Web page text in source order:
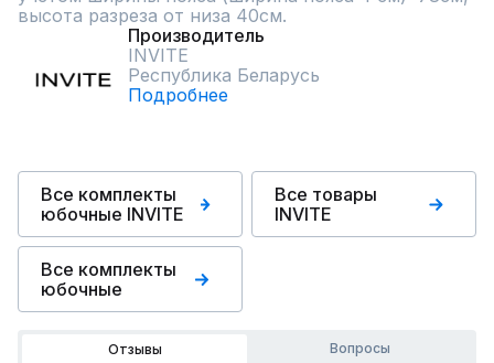
высота разреза от низа 40см.
Производитель
INVITE
Республика Беларусь
Подробнее
Все комплекты
юбочные INVITE
Все товары
INVITE
Все комплекты
юбочные
Отзывы Вопросы